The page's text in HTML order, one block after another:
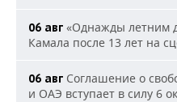
06 авг «Однажды летним
Камала после 13 лет на
06 авг Соглашение о
и ОАЭ вступает в силу 6